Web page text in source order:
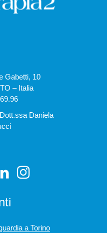
Gabetti, 10
– Italia
Daniela
a Torino